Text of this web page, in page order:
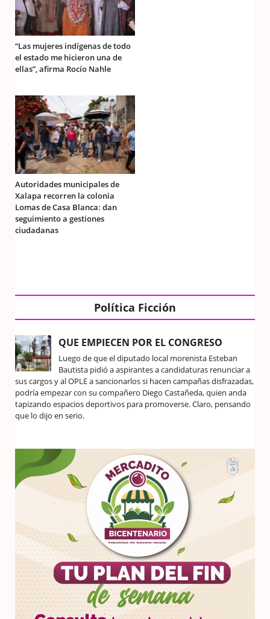
“Las mujeres indígenas de todo
el estado me hicieron una de
ellas”, afirma Rocío Nahle
Autoridades municipales de
Xalapa recorren la colonia
Lomas de Casa Blanca: dan
seguimiento a gestiones
ciudadanas
Política Ficción
QUE EMPIECEN POR EL CONGRESO
Luego de que el diputado local morenista Esteban
Bautista pidió a aspirantes a candidaturas renunciar a
sus cargos y al OPLE a sancionarlos si hacen campañas disfrazadas,
podría empezar con su compañero Diego Castañeda, quien anda
tapizando espacios deportivos para promoverse. Claro, pensando
que lo dijo en serio.